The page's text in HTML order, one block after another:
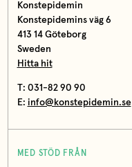
Konstepidemin
Konstepidemins väg 6
413 14 Göteborg
Sweden
Hitta hit
T: 031-82 90 90
E: info@konstepidemin.se
MED STÖD FRÅN